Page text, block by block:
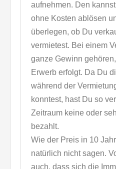
aufnehmen. Den
ohne Kosten ablösen
überlegen, ob Du
vermietest. Bei einem
ganze Gewinn
Erwerb erfolgt. Da Du
während der
konntest, hast Du so
Zeitraum keine oder
bezahlt.
Wie der Preis in 10
natürlich nicht sagen.
auch, dass sich die